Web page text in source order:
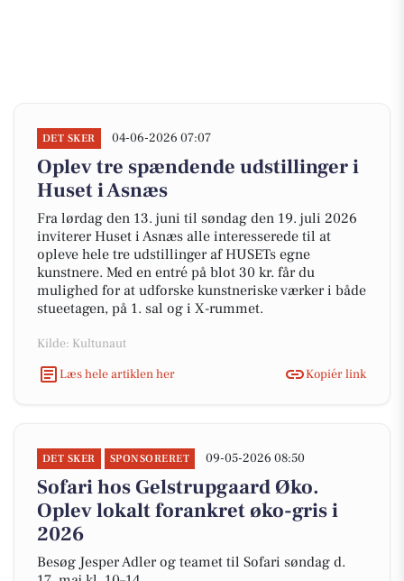
DET SKER 04-06-2026 07:07
Oplev tre spændende udstillinger i
Huset i Asnæs
Fra lørdag den 13. juni til søndag den 19. juli 2026
inviterer Huset i Asnæs alle interesserede til at
opleve hele tre udstillinger af HUSETs egne
kunstnere. Med en entré på blot 30 kr. får du
mulighed for at udforske kunstneriske værker i både
stueetagen, på 1. sal og i X-rummet.
Kilde: Kultunaut
Læs hele artiklen her
Kopiér link
DET SKER SPONSORERET 09-05-2026 08:50
Sofari hos Gelstrupgaard Øko.
Oplev lokalt forankret øko-gris i
2026
Besøg Jesper Adler og teamet til Sofari søndag d.